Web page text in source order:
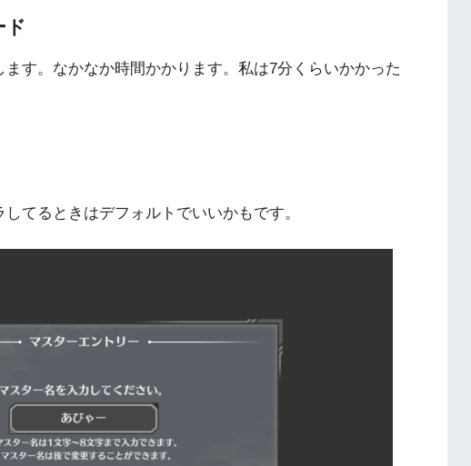
ド
す。なかなか時間かかります。私は7分くらいかかった
てるときはデフォルトでいいかもです。